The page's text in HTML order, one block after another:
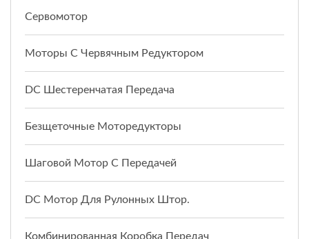
Сервомотор
Моторы С Червячным Редуктором
DC Шестеренчатая Передача
Безщеточные Моторедукторы
Шаговой Мотор С Передачей
DC Мотор Для Рулонных Штор.
Комбинированная Коробка Передач